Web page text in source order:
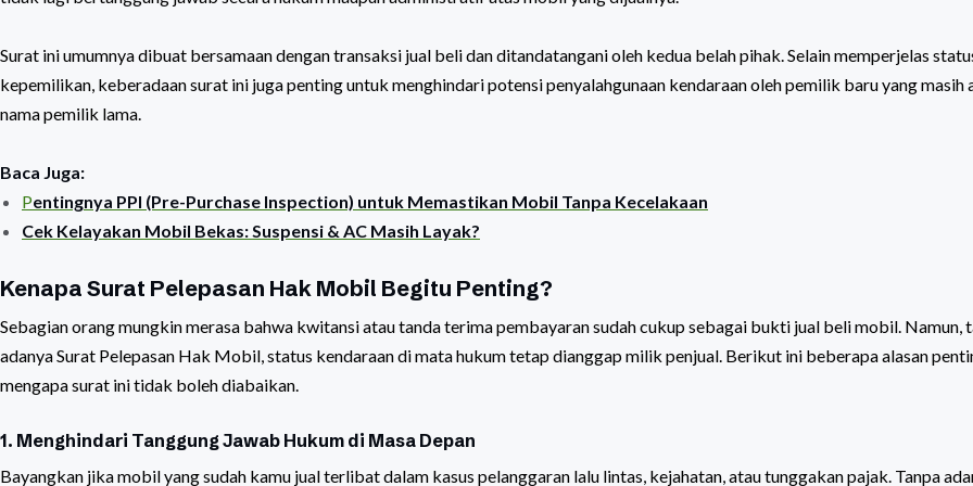
Surat ini umumnya dibuat bersamaan dengan transaksi jual beli dan ditandatangani oleh kedua belah pihak. Selain memperjelas
kepemilikan, keberadaan surat ini juga penting untuk menghindari potensi penyalahgunaan kendaraan oleh pemilik baru yang masih
nama pemilik lama.
Baca Juga:
Pentingnya PPI (Pre-Purchase Inspection) untuk Memastikan Mobil Tanpa Kecelakaan
Cek Kelayakan Mobil Bekas: Suspensi & AC Masih Layak?
Kenapa Surat Pelepasan Hak Mobil Begitu Penting?
Sebagian orang mungkin merasa bahwa kwitansi atau tanda terima pembayaran sudah cukup sebagai bukti jual beli mobil. Namun,
adanya Surat Pelepasan Hak Mobil, status kendaraan di mata hukum tetap dianggap milik penjual. Berikut ini beberapa alasan
mengapa surat ini tidak boleh diabaikan.
1. Menghindari Tanggung Jawab Hukum di Masa Depan
Bayangkan jika mobil yang sudah kamu jual terlibat dalam kasus pelanggaran lalu lintas, kejahatan, atau tunggakan pajak. Tanpa